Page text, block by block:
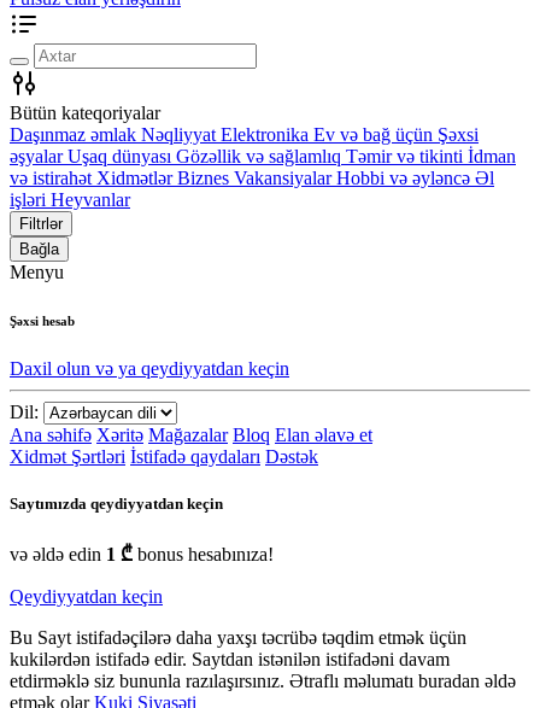
Bütün kateqoriyalar
Daşınmaz əmlak Nəqliyyat Elektronika Ev və bağ üçün Şəxsi
əşyalar Uşaq dünyası Gözəllik və sağlamlıq Təmir və tikinti İdman
və istirahət Xidmətlər Biznes Vakansiyalar Hobbi və əyləncə Əl
işləri Heyvanlar
Filtrlər
Bağla
Menyu
Şəxsi hesab
Daxil olun və ya qeydiyyatdan keçin
Dil:
Ana səhifə Xəritə Mağazalar Bloq Elan əlavə et
Xidmət Şərtləri İstifadə qaydaları Dəstək
Saytımızda qeydiyyatdan keçin
və əldə edin 1 ₾ bonus hesabınıza!
Qeydiyyatdan keçin
Bu Sayt istifadəçilərə daha yaxşı təcrübə təqdim etmək üçün
kukilərdən istifadə edir. Saytdan istənilən istifadəni davam
etdirməklə siz bununla razılaşırsınız. Ətraflı məlumatı buradan əldə
etmək olarKuki Siyasəti